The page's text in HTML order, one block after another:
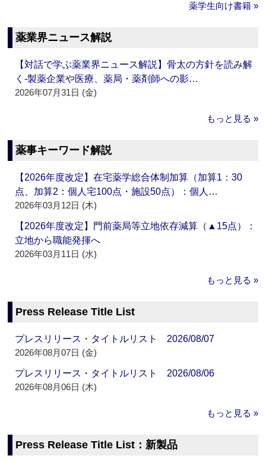
薬学生向け書籍 »
薬業界ニュース解説
【対話で学ぶ薬業界ニュース解説】骨太の方針を読み解
く‐製薬企業や医療、薬局・薬剤師への影…
2026年07月31日 (金)
もっと見る »
薬事キーワード解説
【2026年度改定】在宅薬学総合体制加算（加算1：30
点、加算2：個人宅100点・施設50点）：個人…
2026年03月12日 (木)
【2026年度改定】門前薬局等立地依存減算（▲15点）：
立地から職能発揮へ
2026年03月11日 (水)
もっと見る »
Press Release Title List
プレスリリース・タイトルリスト 2026/08/07
2026年08月07日 (金)
プレスリリース・タイトルリスト 2026/08/06
2026年08月06日 (木)
もっと見る »
Press Release Title List：新製品